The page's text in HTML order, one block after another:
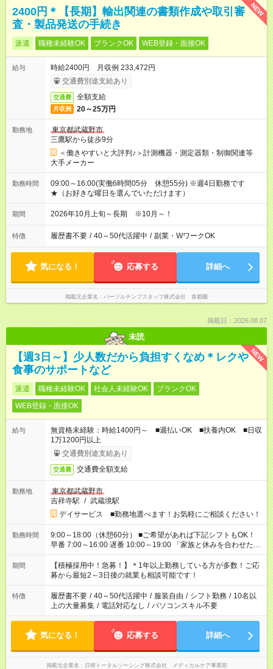
NEW
2400円＊【長期】輸出関連の書類作成や取引審
査・製品発送の手続き
派遣 職種未経験OK ブランクOK WEB登録・面接OK
給与
時給2400円 月収例 233,472円
交通費別途支給あり
交通費 全額支給
月収例 20～25万円
勤務地
東京都武蔵野市
三鷹駅から徒歩9分
＜働きやすいと大評判♪＞計測機器・測定器類・制御関連等
大手メーカー
勤務時間
09:00～16:00(実働6時間05分 休憩55分) ※週4日勤務です
★（お好きな曜日を選んでいただけます）
期間 2026年10月上旬～長期 ※10月～！
特徴 履歴書不要 / 40～50代活躍中 / 副業・WワークOK
気になる！ 応募する 詳細へ
掲載元企業名 パーソルテンプスタッフ株式会社 首都圏
掲載日：2026.08.07
未読
NEW
【週3日～】少人数だから負担すくなめ＊レクや
食事のサポートなど
派遣 職種未経験OK 社会人未経験OK
ブランクOK
WEB登録・面接OK
給与
無資格未経験：時給1400円～ ■週払いOK ■扶養内OK ■日収
1万1200円以上
交通費別途支給あり
交通費 交通費全額支給
勤務地
東京都武蔵野市
吉祥寺駅 / 武蔵境駅
デイサービス ■勤務地選べます！お気軽にご相談ください！
勤務時間
9:00～18:00（休憩60分） ■ご希望があれば下記シフトもOK！
早番 7:00～16:00 遅番 10:00～19:00 「家族と休みを合わせた
い」 「余裕を持って夕飯の準備がしたい」 「できれば残業はし
たくない」 など、ご希望を教えてくださいね。 ※Wワーク希望
の方へ 今ご覧のお仕事で希望する勤務時間と、もう1つのお仕事
の勤務時間。 合計で週40時間を超える場合は応募できません。
期間
【積極採用中！急募！】＊1年以上勤務している方が多数！ご応
募から最短2～3日後の就業も相談可能です！
特徴 履歴書不要 / 40～50代活躍中 / 服装自由 / シフト勤務 / 10名以
上の大量募集 / 電話対応なし / パソコンスキル不要
気になる！ 応募する 詳細へ
掲載元企業名 日研トータルソーシング株式会社 メディカルケア事業部